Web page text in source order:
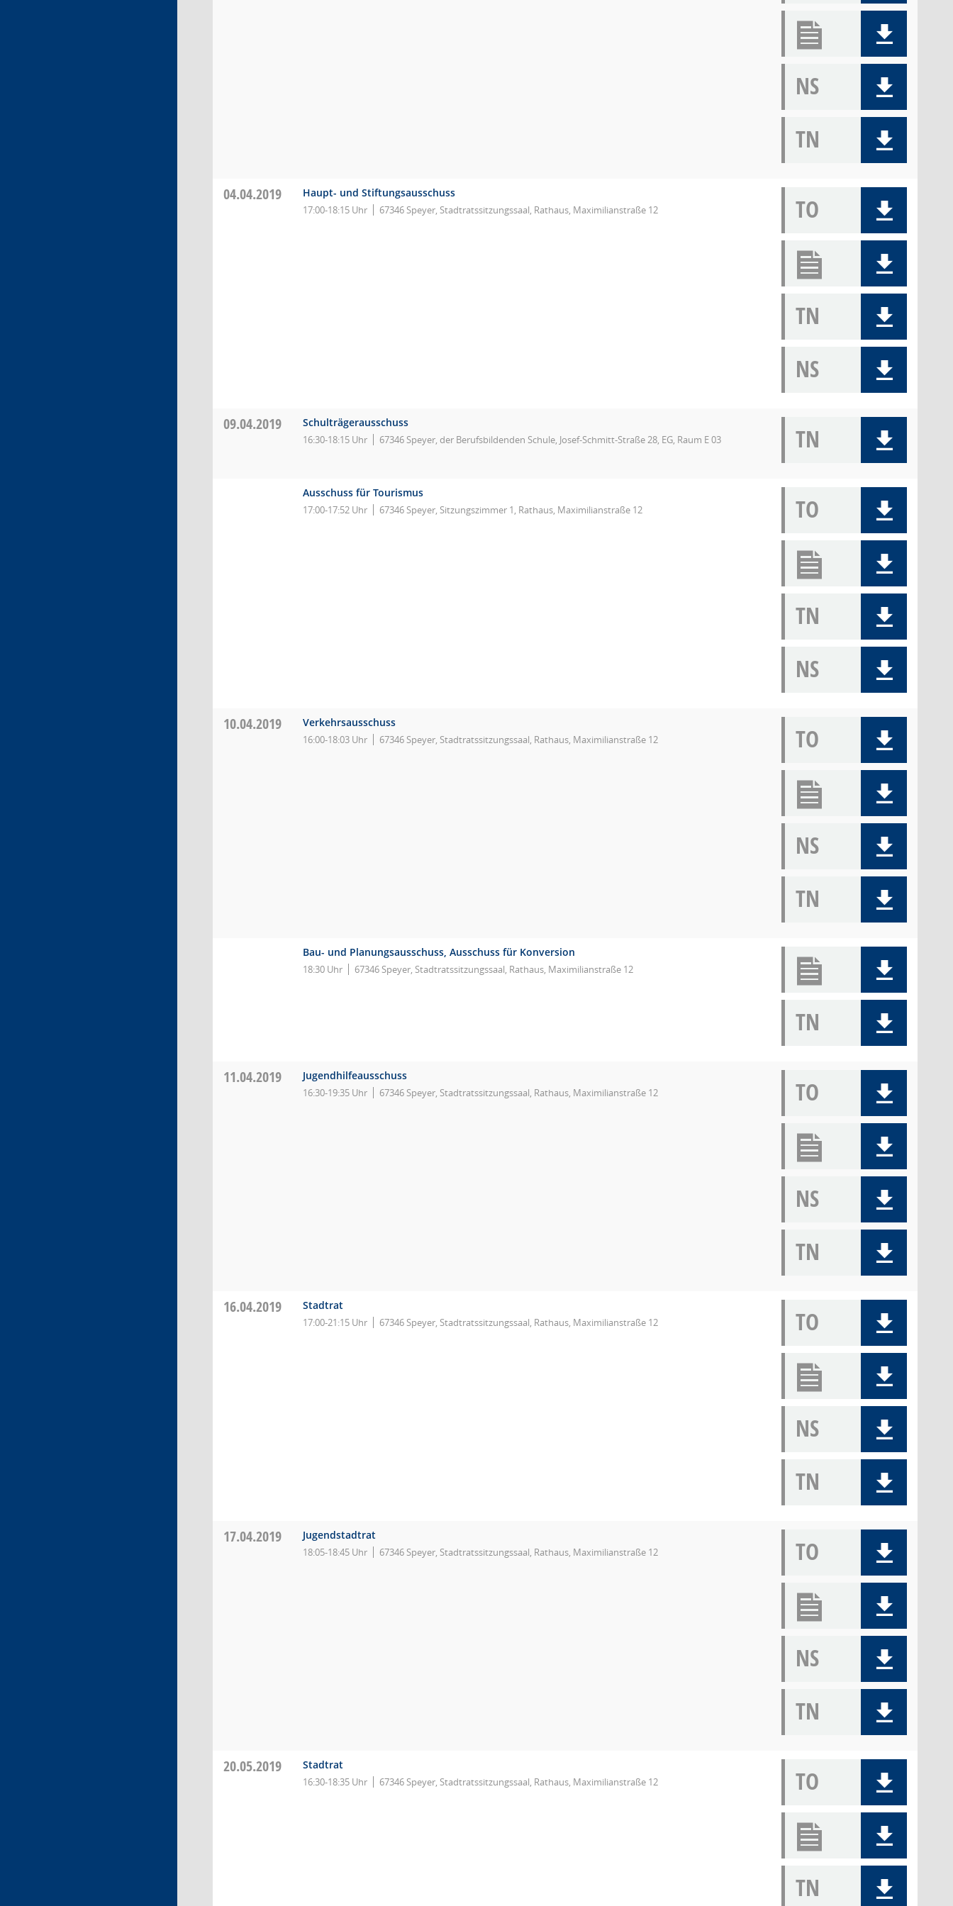
NS
TN
04.04.2019 Haupt- und Stiftungsausschuss
17:00-18:15 Uhr 67346 Speyer, Stadtratssitzungssaal, Rathaus, Maximilianstraße 12 TO
TN
NS
09.04.2019 Schulträgerausschuss
16:30-18:15 Uhr 67346 Speyer, der Berufsbildenden Schule, Josef-Schmitt-Straße 28, EG, Raum E 03 TN
Ausschuss für Tourismus
17:00-17:52 Uhr 67346 Speyer, Sitzungszimmer 1, Rathaus, Maximilianstraße 12 TO
TN
NS
10.04.2019 Verkehrsausschuss
16:00-18:03 Uhr 67346 Speyer, Stadtratssitzungssaal, Rathaus, Maximilianstraße 12 TO
NS
TN
Bau- und Planungsausschuss, Ausschuss für Konversion
18:30 Uhr 67346 Speyer, Stadtratssitzungssaal, Rathaus, Maximilianstraße 12
TN
11.04.2019 Jugendhilfeausschuss
16:30-19:35 Uhr 67346 Speyer, Stadtratssitzungssaal, Rathaus, Maximilianstraße 12 TO
NS
TN
16.04.2019 Stadtrat
17:00-21:15 Uhr 67346 Speyer, Stadtratssitzungssaal, Rathaus, Maximilianstraße 12 TO
NS
TN
17.04.2019 Jugendstadtrat
18:05-18:45 Uhr 67346 Speyer, Stadtratssitzungssaal, Rathaus, Maximilianstraße 12 TO
NS
TN
20.05.2019 Stadtrat
16:30-18:35 Uhr 67346 Speyer, Stadtratssitzungssaal, Rathaus, Maximilianstraße 12 TO
TN